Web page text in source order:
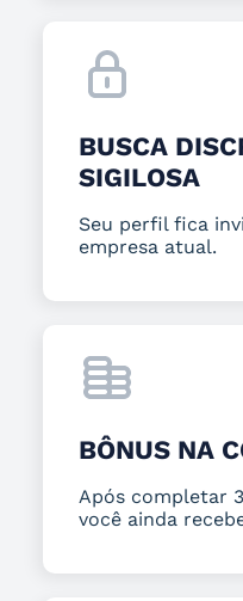
BUSCA
SIGILOSA
Seu perfil fica
empresa atual.
BÔNUS NA
Após completar
você ainda